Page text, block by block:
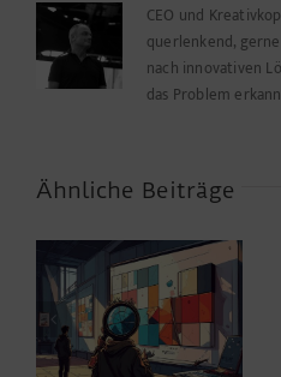
CEO und
querlenkend,
nach innovativen
das Problem
Ähnliche Beiträge
Prokrastination, aber
mit Ergebnis